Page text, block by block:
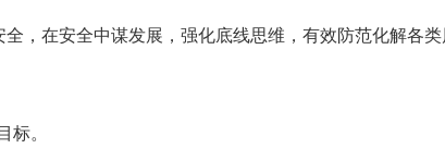
，在安全中谋发展，强化底线思维，有效防范化解各
标。